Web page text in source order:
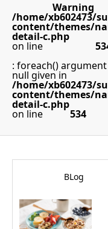
Warning
/home/xb602473/
content/themes/
detail-c.php
on line
: foreach()
null given in
/home/xb602473/
content/themes/
detail-c.php
on line 534
BLog